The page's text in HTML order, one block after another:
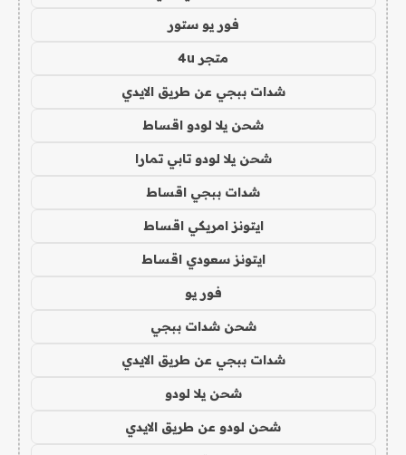
فور يو ستور
متجر 4u
شدات ببجي عن طريق الايدي
شحن يلا لودو اقساط
شحن يلا لودو تابي تمارا
شدات ببجي اقساط
ايتونز امريكي اقساط
ايتونز سعودي اقساط
فور يو
شحن شدات ببجي
شدات ببجي عن طريق الايدي
شحن يلا لودو
شحن لودو عن طريق الايدي